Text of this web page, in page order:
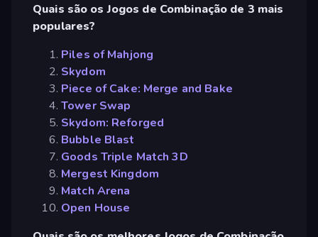
Quais são os Jogos de Combinação de 3 mais
populares?
Piles of Mahjong
Skydom
Piece of Cake: Merge and Bake
Tower Swap
Skydom: Reforged
Bubble Blast
Goods Triple Match 3D
Mergest Kingdom
Match Arena
Open House